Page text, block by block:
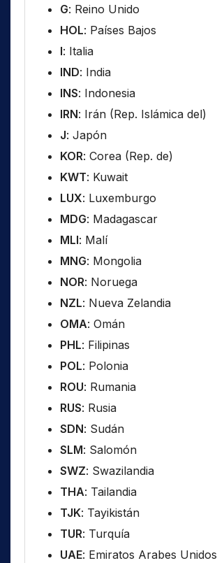
G: Reino Unido
HOL: Países Bajos
I: Italia
IND: India
INS: Indonesia
IRN: Irán (Rep. Islámica del)
J: Japón
KOR: Corea (Rep. de)
KWT: Kuwait
LUX: Luxemburgo
MDG: Madagascar
MLI: Malí
MNG: Mongolia
NOR: Noruega
NZL: Nueva Zelandia
OMA: Omán
PHL: Filipinas
POL: Polonia
ROU: Rumania
RUS: Rusia
SDN: Sudán
SLM: Salomón
SWZ: Swazilandia
THA: Tailandia
TJK: Tayikistán
TUR: Turquía
UAE: Emiratos Arabes Unidos